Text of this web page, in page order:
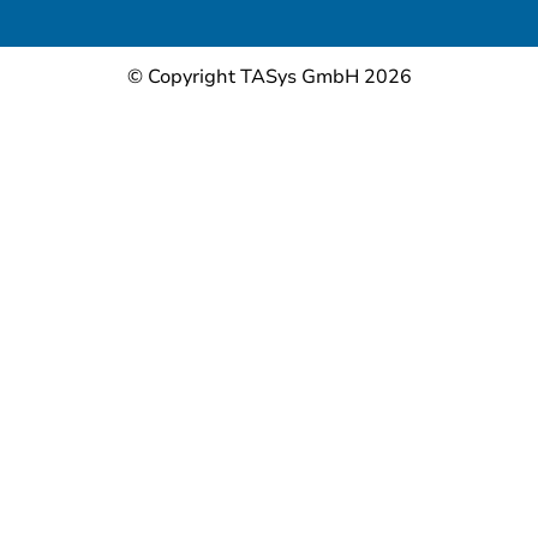
© Copyright TASys GmbH 2026